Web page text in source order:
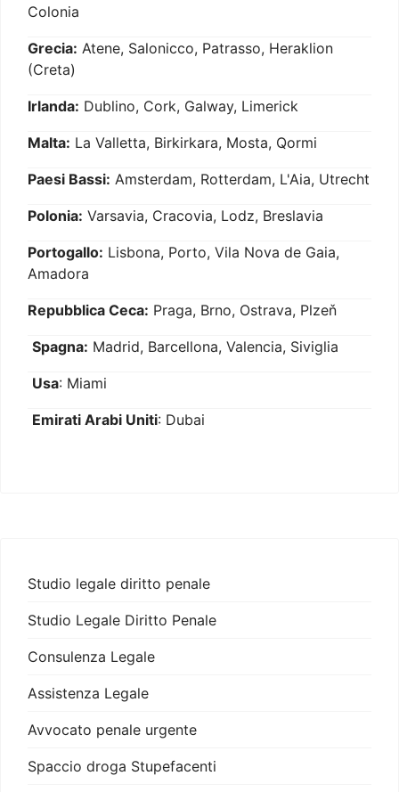
Colonia
Grecia: Atene, Salonicco, Patrasso, Heraklion
(Creta)
Irlanda: Dublino, Cork, Galway, Limerick
Malta: La Valletta, Birkirkara, Mosta, Qormi
Paesi Bassi: Amsterdam, Rotterdam, L'Aia, Utrecht
Polonia: Varsavia, Cracovia, Lodz, Breslavia
Portogallo: Lisbona, Porto, Vila Nova de Gaia,
Amadora
Repubblica Ceca: Praga, Brno, Ostrava, Plzeň
Spagna: Madrid, Barcellona, Valencia, Siviglia
Usa: Miami
Emirati Arabi Uniti: Dubai
Studio legale diritto penale
Studio Legale Diritto Penale
Consulenza Legale
Assistenza Legale
Avvocato penale urgente
Spaccio droga Stupefacenti